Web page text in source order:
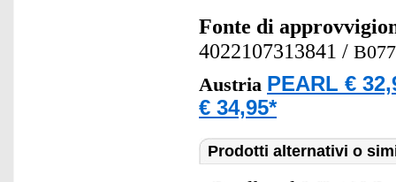
Fonte di
4022107313841 /
Austria PEARL €
€ 34,95*
Prodotti alternativi o